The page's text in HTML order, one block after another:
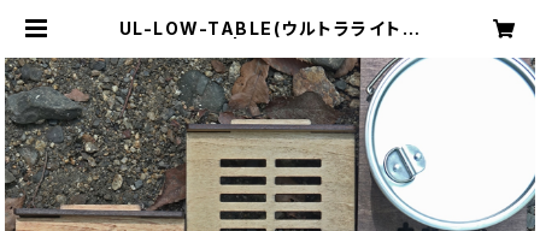
UL-LOW-TABLE(ウルトラライトロ